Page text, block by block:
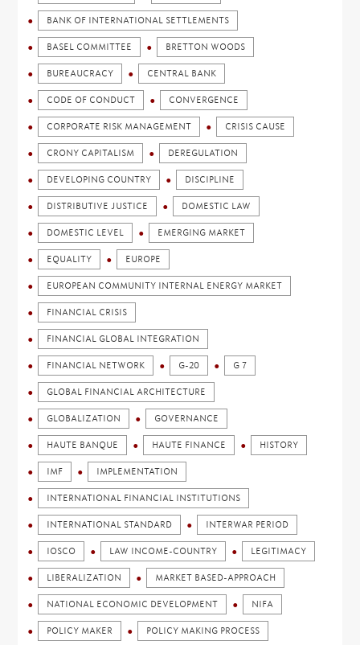
BANK OF INTERNATIONAL SETTLEMENTS
BASEL COMMITTEE BRETTON WOODS
BUREAUCRACY CENTRAL BANK
CODE OF CONDUCT CONVERGENCE
CORPORATE RISK MANAGEMENT CRISIS CAUSE
CRONY CAPITALISM DEREGULATION
DEVELOPING COUNTRY DISCIPLINE
DISTRIBUTIVE JUSTICE DOMESTIC LAW
DOMESTIC LEVEL EMERGING MARKET
EQUALITY EUROPE
EUROPEAN COMMUNITY INTERNAL ENERGY MARKET
FINANCIAL CRISIS
FINANCIAL GLOBAL INTEGRATION
FINANCIAL NETWORK G-20 G 7
GLOBAL FINANCIAL ARCHITECTURE
GLOBALIZATION GOVERNANCE
HAUTE BANQUE HAUTE FINANCE HISTORY
IMF IMPLEMENTATION
INTERNATIONAL FINANCIAL INSTITUTIONS
INTERNATIONAL STANDARD INTERWAR PERIOD
IOSCO LAW INCOME-COUNTRY LEGITIMACY
LIBERALIZATION MARKET BASED-APPROACH
NATIONAL ECONOMIC DEVELOPMENT NIFA
POLICY MAKER POLICY MAKING PROCESS